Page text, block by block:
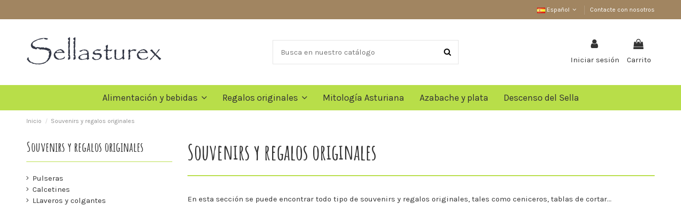
Español Contacte con nosotros
Iniciar sesión Carrito
Alimentación y bebidas Regalos originales Mitología Asturiana Azabache y plata Descenso del Sella
Inicio Souvenirs y regalos originales
Souvenirs y regalos originales
En esta sección se puede encontrar todo tipo de souvenirs y regalos originales, tales como ceniceros, tablas de cortar...
Souvenirs y regalos originales
Pulseras
Calcetines
LLaveros y colgantes